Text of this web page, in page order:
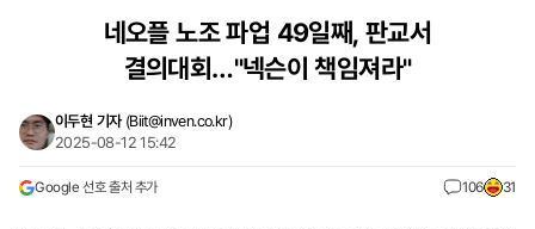
네오플 노조 파업 49일째, 판교서
결의대회…"넥슨이 책임져라"
이두현 기자 (Biit@inven.co.kr)
2025-08-12 15:42
Google 선호 출처 추가 106 31